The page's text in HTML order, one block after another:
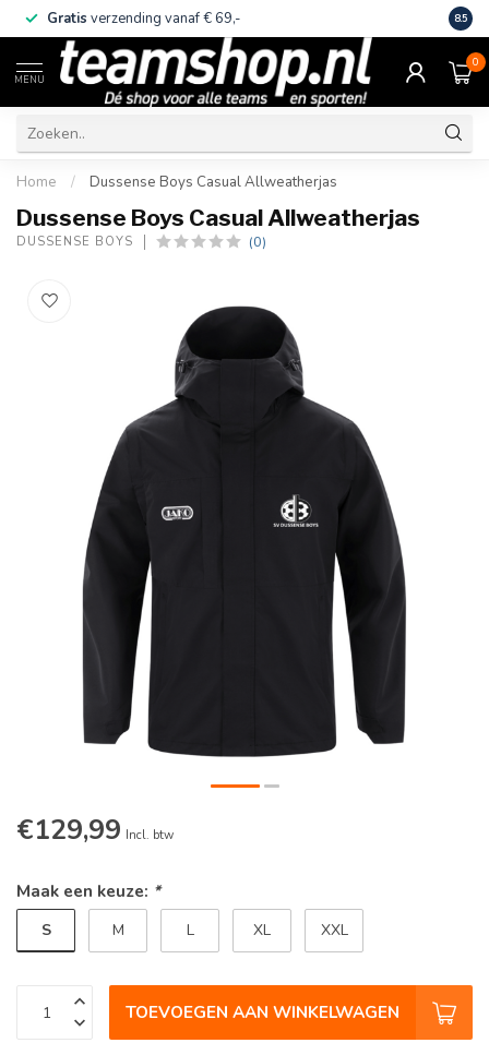
Gratis verzending vanaf € 69,- Eigen
8.5
MENU
0
Home / Dussense Boys Casual Allweatherjas
Dussense Boys Casual Allweatherjas
DUSSENSE BOYS (0)
€129,99 Incl. btw
Maak een keuze: *
S M L XL XXL
TOEVOEGEN AAN WINKELWAGEN